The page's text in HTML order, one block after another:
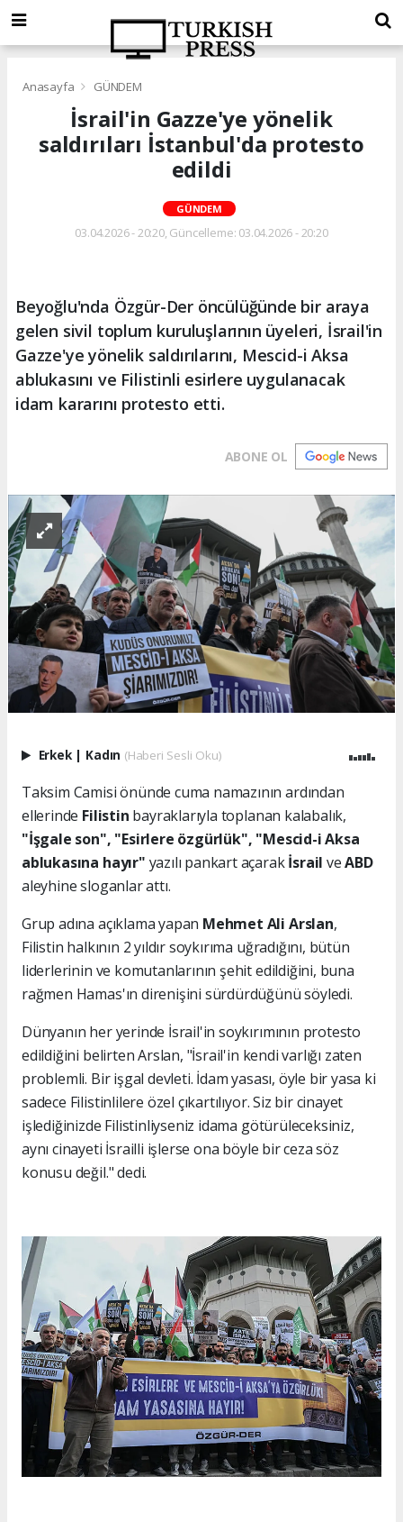
Anasayfa GÜNDEM
İsrail'in Gazze'ye yönelik
saldırıları İstanbul'da protesto
edildi
GÜNDEM
03.04.2026 - 20:20, Güncelleme: 03.04.2026 - 20:20
Beyoğlu'nda Özgür-Der öncülüğünde bir araya
gelen sivil toplum kuruluşlarının üyeleri, İsrail'in
Gazze'ye yönelik saldırılarını, Mescid-i Aksa
ablukasını ve Filistinli esirlere uygulanacak
idam kararını protesto etti.
ABONE OL
Erkek | Kadın (Haberi Sesli Oku)
Taksim Camisi önünde cuma namazının ardından
ellerinde Filistin bayraklarıyla toplanan kalabalık,
"İşgale son", "Esirlere özgürlük", "Mescid-i Aksa
ablukasına hayır" yazılı pankart açarakİsrail veABD
aleyhine sloganlar attı.
Grup adına açıklama yapan Mehmet Ali Arslan,
Filistin halkının 2 yıldır soykırıma uğradığını, bütün
liderlerinin ve komutanlarının şehit edildiğini, buna
rağmen Hamas'ın direnişini sürdürdüğünü söyledi.
Dünyanın her yerinde İsrail'in soykırımının protesto
edildiğini belirten Arslan, "İsrail'in kendi varlığı zaten
problemli. Bir işgal devleti. İdam yasası, öyle bir yasa ki
sadece Filistinlilere özel çıkartılıyor. Siz bir cinayet
işlediğinizde Filistinliyseniz idama götürüleceksiniz,
aynı cinayeti İsrailli işlerse ona böyle bir ceza söz
konusu değil." dedi.